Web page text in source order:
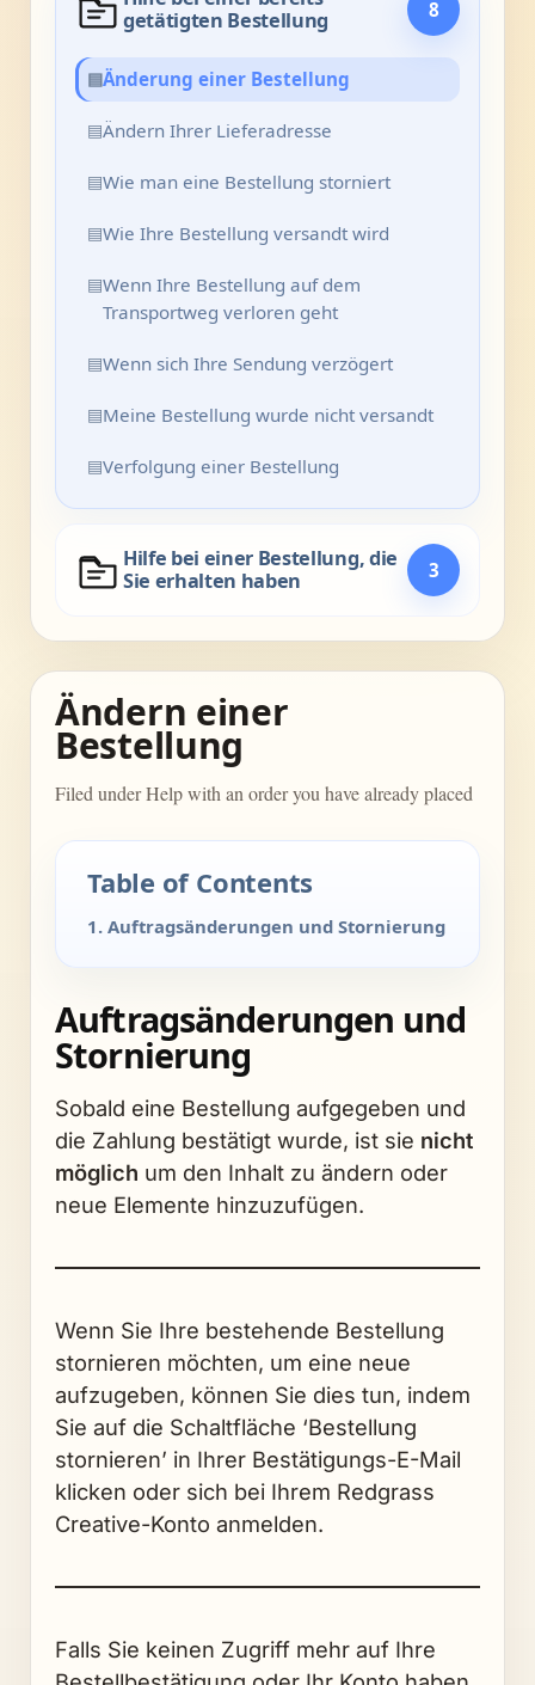
getätigten Bestellung
8
▤Änderung einer Bestellung
▤Ändern Ihrer Lieferadresse
▤Wie man eine Bestellung storniert
▤Wie Ihre Bestellung versandt wird
▤Wenn Ihre Bestellung auf dem
Transportweg verloren geht
▤Wenn sich Ihre Sendung verzögert
▤Meine Bestellung wurde nicht versandt
▤Verfolgung einer Bestellung
Hilfe bei einer Bestellung, die
Sie erhalten haben
3
Ändern einer
Bestellung
Filed under Help with an order you have already placed
Table of Contents
1. Auftragsänderungen und Stornierung
Auftragsänderungen und
Stornierung
Sobald eine Bestellung aufgegeben und
die Zahlung bestätigt wurde, ist sie nicht
möglich um den Inhalt zu ändern oder
neue Elemente hinzuzufügen.
Wenn Sie Ihre bestehende Bestellung
stornieren möchten, um eine neue
aufzugeben, können Sie dies tun, indem
Sie auf die Schaltfläche ‘Bestellung
stornieren’ in Ihrer Bestätigungs-E-Mail
klicken oder sich bei Ihrem Redgrass
Creative-Konto anmelden.
Falls Sie keinen Zugriff mehr auf Ihre